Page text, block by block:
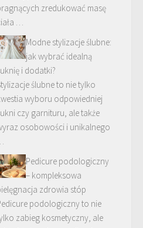
zredukować masę
…
Modne stylizacje ślubne:
jak wybrać idealną
i dodatki?
ślubne to nie tylko
wyboru odpowiedniej
czy garnituru, ale także
osobowości i unikalnego
Pedicure podologiczny
– kompleksowa
zdrowia stóp
podologiczny to nie
zabieg kosmetyczny, ale